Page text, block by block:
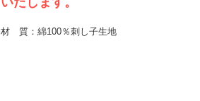
材 質：綿100％刺し子生地